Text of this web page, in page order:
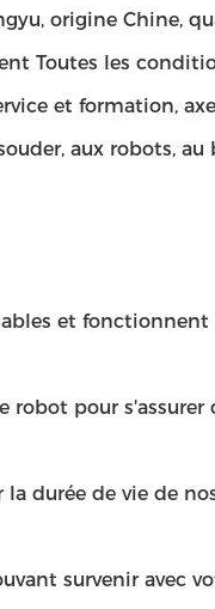
origine Chine,
Toutes les
et formation,
aux robots, au
et fonctionnent
robot pour
durée de vie de
survenir avec